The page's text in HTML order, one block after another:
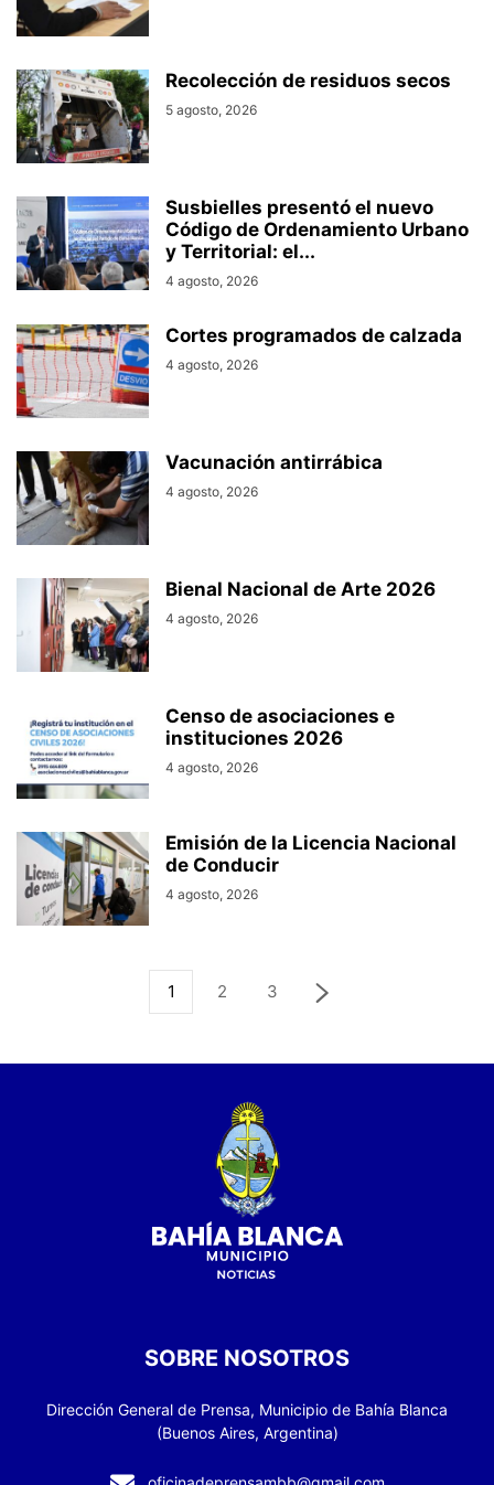
Recolección de residuos secos
5 agosto, 2026
Susbielles presentó el nuevo
Código de Ordenamiento Urbano
y Territorial: el...
4 agosto, 2026
Cortes programados de calzada
4 agosto, 2026
Vacunación antirrábica
4 agosto, 2026
Bienal Nacional de Arte 2026
4 agosto, 2026
Censo de asociaciones e
instituciones 2026
4 agosto, 2026
Emisión de la Licencia Nacional
de Conducir
4 agosto, 2026
1 2 3
SOBRE NOSOTROS
Dirección General de Prensa, Municipio de Bahía Blanca
(Buenos Aires, Argentina)